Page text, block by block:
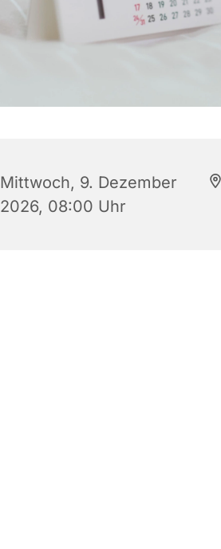
Mittwoch, 9. Dezember
2026, 08:00 Uhr